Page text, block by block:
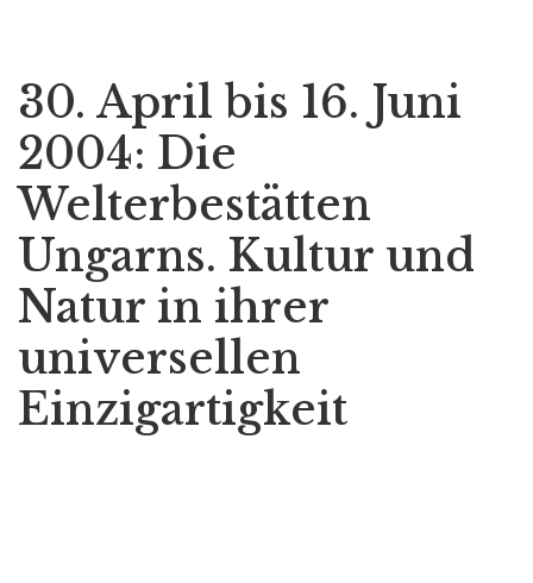
30. April bis 16. Juni
2004: Die
Welterbestätten
Ungarns. Kultur und
Natur in ihrer
universellen
Einzigartigkeit